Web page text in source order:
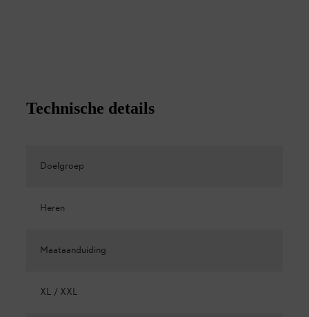
Technische details
Doelgroep
Heren
Maataanduiding
XL / XXL